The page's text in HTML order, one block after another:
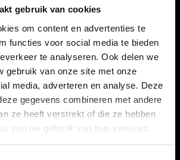
gebruik van cookies
om content en advertenties te
functies voor social media te bieden
te analyseren. Ook delen we
gebruik van onze site met onze
media, adverteren en analyse. Deze
gegevens combineren met andere
ze heeft verstrekt of die ze hebben
van uw gebruik van hun services.
(FAQ)
geleverd